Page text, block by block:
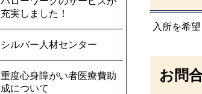
充実しました！
シルバー人材センター
重度心身障がい者医療費助
成について
入所を希
お問